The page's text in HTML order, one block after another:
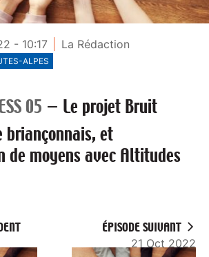
- 10:17 La Rédaction
ALPES
05 — Le projet Bruit
briançonnais, et
de moyens avec Altitudes
ÉPISODE SUIVANT
21 Oct 2022